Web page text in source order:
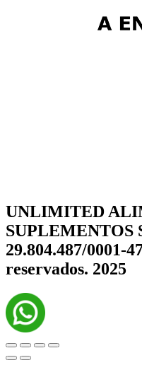
UNLIMITED
SUPLEMENTOS
29.804.487/0001-
reservados. 2025